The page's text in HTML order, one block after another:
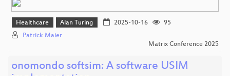
Healthcare Alan Turing 2025-10-16
95
Patrick Maier
Matrix Conference 2025
onomondo softsim: A software USIM